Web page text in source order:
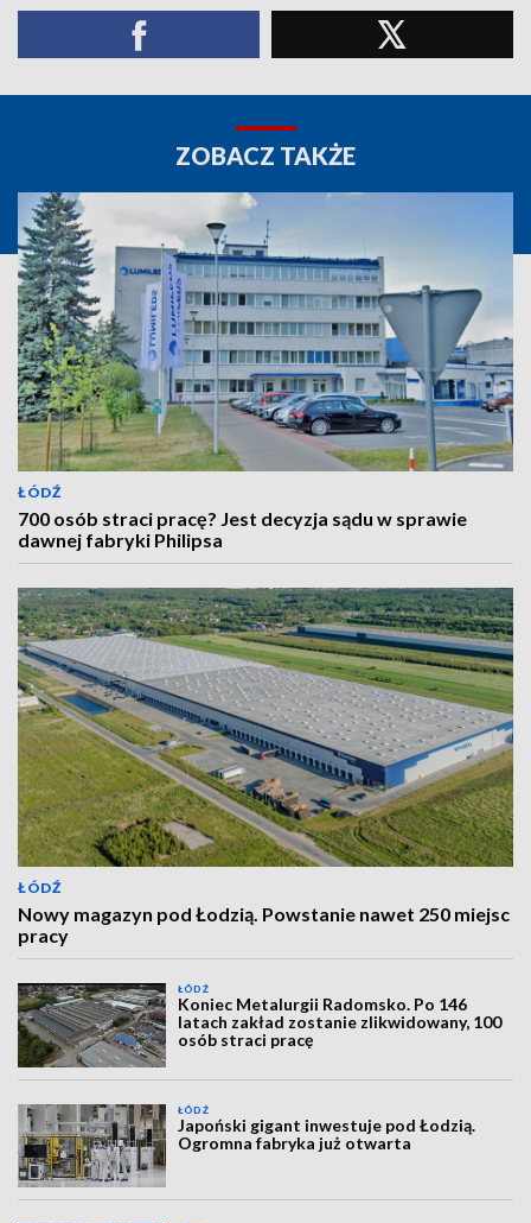
ZOBACZ TAKŻE
ŁÓDŹ
700 osób straci pracę? Jest decyzja sądu w sprawie
dawnej fabryki Philipsa
ŁÓDŹ
Nowy magazyn pod Łodzią. Powstanie nawet 250 miejsc
pracy
ŁÓDŹ
Koniec Metalurgii Radomsko. Po 146
latach zakład zostanie zlikwidowany, 100
osób straci pracę
ŁÓDŹ
Japoński gigant inwestuje pod Łodzią.
Ogromna fabryka już otwarta